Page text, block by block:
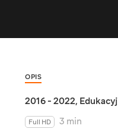
OPIS
2016 - 2022,
Full HD
3 min